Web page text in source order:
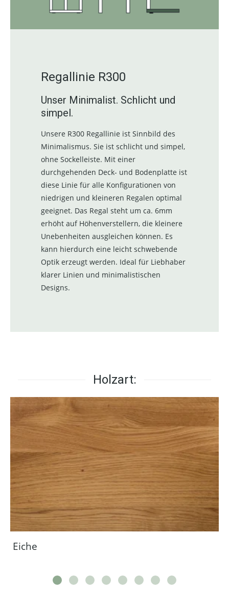
Regallinie R300
Unser Minimalist. Schlicht und
simpel.
Unsere R300 Regallinie ist Sinnbild des
Minimalismus. Sie ist schlicht und simpel,
ohne Sockelleiste. Mit einer
durchgehenden Deck- und Bodenplatte ist
diese Linie für alle Konfigurationen von
niedrigen und kleineren Regalen optimal
geeignet. Das Regal steht um ca. 6mm
erhöht auf Höhenverstellern, die kleinere
Unebenheiten ausgleichen können. Es
kann hierdurch eine leicht schwebende
Optik erzeugt werden. Ideal für Liebhaber
klarer Linien und minimalistischen
Designs.
Holzart:
Eiche